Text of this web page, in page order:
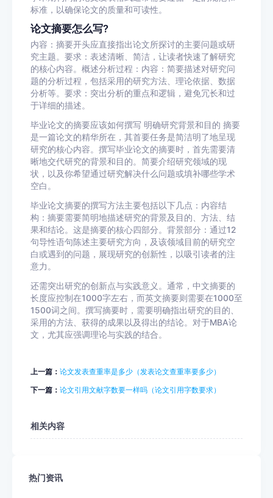
标准，以确保论文的质量和可读性。
论文摘要怎么写?
内容：摘要开头应直接指出论文所探讨的主要问题或研
究主题。要求：表述清晰、简洁，让读者快速了解研究
的核心内容。概述分析过程：内容：简要描述对研究问
题的分析过程，包括采用的研究方法、理论依据、数据
分析等。要求：突出分析的重点和逻辑，避免冗长和过
于详细的描述。
毕业论文的摘要应该如何撰写 明确研究背景和目的 摘要
是一篇论文的精华所在，其首要任务是简洁明了地呈现
研究的核心内容。撰写毕业论文的摘要时，首先需要清
晰地交代研究的背景和目的。简要介绍研究领域的现
状，以及你希望通过研究解决什么问题或填补哪些学术
空白。
毕业论文摘要的撰写方法主要包括以下几点：内容结
构：摘要需要简明地描述研究的背景及目的、方法、结
果和结论。这是摘要的核心四部分。背景部分：通过12
句导性语句陈述主要研究方向，及该领域目前的研究空
白或遇到的问题，展现研究的创新性，以吸引读者的注
意力。
还需突出研究的创新点与实践意义。通常，中文摘要的
长度应控制在1000字左右，而英文摘要则需要在1000至
1500词之间。撰写摘要时，需要明确指出研究的目的、
采用的方法、获得的成果以及得出的结论。对于MBA论
文，尤其应强调理论与实践的结合。
上一篇： 论文发表查重率是多少（发表论文查重率要多少）
下一篇： 论文引用文献字数要一样吗（论文引用字数要求）
相关内容
热门资讯